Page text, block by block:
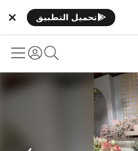
تحميل التطبيق